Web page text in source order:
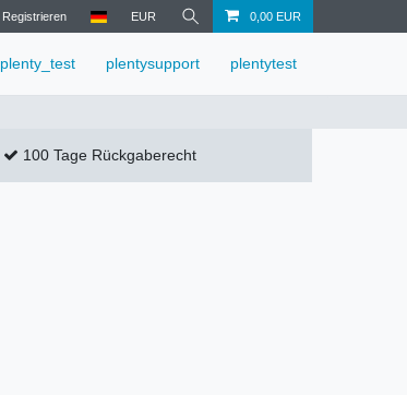
Registrieren EUR 0,00 EUR
plenty_test plentysupport plentytest
100 Tage Rückgaberecht